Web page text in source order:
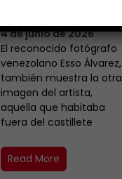
4 de junio de 2026
‎El reconocido fotógrafo
venezolano Esso Álvarez,
también muestra la otra
imagen del artista,
aquella que habitaba
fuera del castillete ‎
Read More